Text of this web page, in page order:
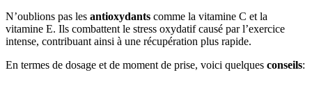
N’oublions pas les antioxydants comme la vitamine C et la
vitamine E. Ils combattent le stress oxydatif causé par l’exercice
intense, contribuant ainsi à une récupération plus rapide.
En termes de dosage et de moment de prise, voici quelques conseils: